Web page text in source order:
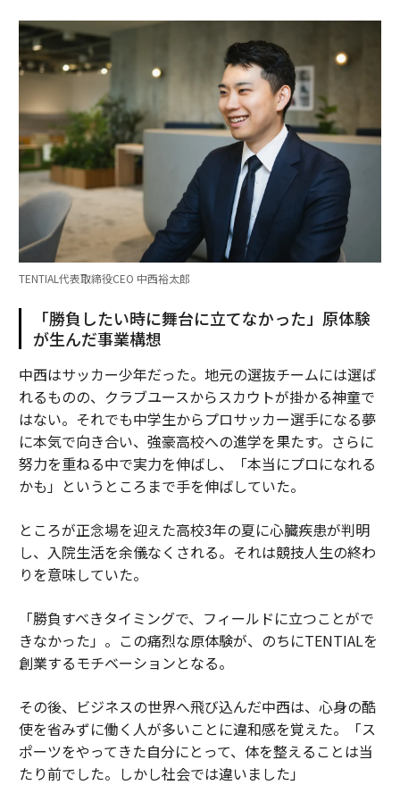
TENTIAL代表取締役CEO 中西裕太郎
「勝負したい時に舞台に立てなかった」原体験
が生んだ事業構想
中西はサッカー少年だった。地元の選抜チームには選ば
れるものの、クラブユースからスカウトが掛かる神童で
はない。それでも中学生からプロサッカー選手になる夢
に本気で向き合い、強豪高校への進学を果たす。さらに
努力を重ねる中で実力を伸ばし、「本当にプロになれる
かも」というところまで手を伸ばしていた。
ところが正念場を迎えた高校3年の夏に心臓疾患が判明
し、入院生活を余儀なくされる。それは競技人生の終わ
りを意味していた。
「勝負すべきタイミングで、フィールドに立つことがで
きなかった」。この痛烈な原体験が、のちにTENTIALを
創業するモチベーションとなる。
その後、ビジネスの世界へ飛び込んだ中西は、心身の酷
使を省みずに働く人が多いことに違和感を覚えた。「ス
ポーツをやってきた自分にとって、体を整えることは当
たり前でした。しかし社会では違いました」